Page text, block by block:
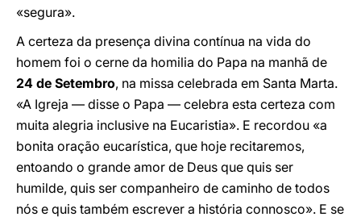
«segura».
A certeza da presença divina contínua na vida do
homem foi o cerne da homilia do Papa na manhã de
24 de Setembro, na missa celebrada em Santa Marta.
«A Igreja — disse o Papa — celebra esta certeza com
muita alegria inclusive na Eucaristia». E recordou «a
bonita oração eucarística, que hoje recitaremos,
entoando o grande amor de Deus que quis ser
humilde, quis ser companheiro de caminho de todos
nós e quis também escrever a história connosco». E se